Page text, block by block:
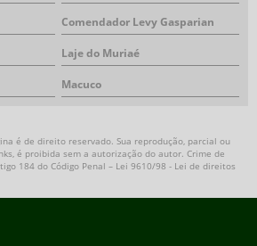
Comendador Levy Gasparian
Laje do Muriaé
Macuco
é de direito reservado. Sua reprodução, parcial ou
é proibida sem a autorização do autor. Crime de
184 do Código Penal – Lei 9610/98 - Lei de direitos